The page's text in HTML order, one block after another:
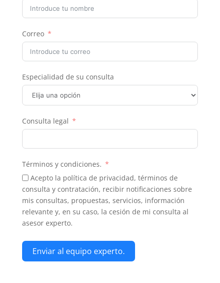
Correo
Especialidad de su consulta
Consulta legal
Términos y condiciones.
Acepto la política de privacidad, términos de
consulta y contratación, recibir notificaciones sobre
mis consultas, propuestas, servicios, información
relevante y, en su caso, la cesión de mi consulta al
asesor experto.
Enviar al equipo experto.